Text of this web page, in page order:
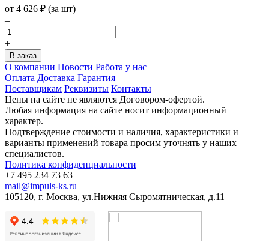
от 4 626 ₽ (за шт)
–
+
О компании Новости Работа у нас
Оплата Доставка Гарантия
Поставщикам Реквизиты Контакты
Цены на сайте не являются Договором-офертой.
Любая информация на сайте носит информационный
характер.
Подтверждение стоимости и наличия, характеристики и
варианты применений товара просим уточнять у наших
специалистов.
Политика конфиденциальности
+7 495 234 73 63
mail@impuls-ks.ru
105120, г. Москва, ул.Нижняя Сыромятническая, д.11